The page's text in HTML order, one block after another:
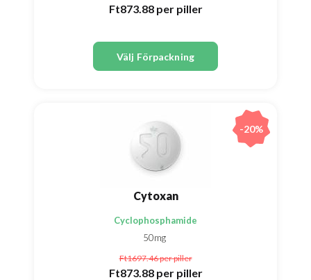
Ft873.88 per piller
Välj Förpackning
Cytoxan
Cyclophosphamide
50mg
Ft1697.46per piller
Ft873.88 per piller
-20%